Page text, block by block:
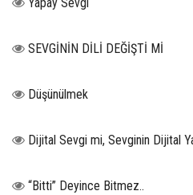
Yapay Sevgi
SEVGİNİN DİLİ DEĞİŞTİ Mİ
Düşünülmek
Dijital Sevgi mi, Sevginin Dijital
“Bitti” Deyince Bitmez..